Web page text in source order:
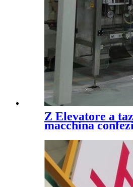
Z Elevatore a
macchina